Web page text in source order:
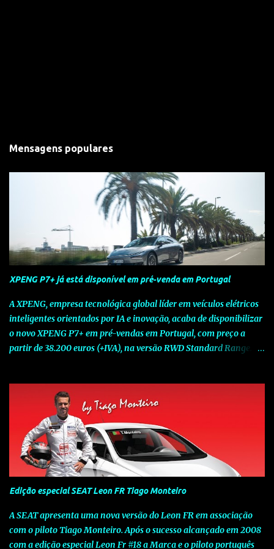
Mensagens populares
XPENG P7+ já está disponível em pré-venda em Portugal
A XPENG, empresa tecnológica global líder em veículos elétricos
inteligentes orientados por IA e inovação, acaba de disponibilizar
o novo XPENG P7+ em pré-vendas em Portugal, com preço a
partir de 38.200 euros (+IVA), na versão RWD Standard Range.
num momento decisivo, em que a indústria automóvel evolui da
mobilidade baseada na potência para a mobilidade baseada na
inteligência. Concebido como um fastback preparado para o
futuro e otimizado por Inteligência Artificial (IA), o novo XPENG
P7+ combina uma arquitetura inteligente avançada, um espaço
de referência no segmento e grande versatilidade para viagens,
respondendo às exigências do quotidiano europeu e refletindo o
compromisso de longo prazo da XPENG com a mobilidade
elétrica centrada no utilizador. O novo XPENG P7+ destaca-se
pela exclusividade do chip TURING AI, que oferece até 750 TOPS
de capacidade de computaç...
Edição especial SEAT Leon FR Tiago Monteiro
A SEAT apresenta uma nova versão do Leon FR em associação
com o piloto Tiago Monteiro. Após o sucesso alcançado em 2008
com a edição especial Leon Fr #18 a Marca e o piloto português